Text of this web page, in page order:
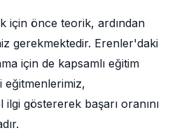
için önce teorik, ardından
gerekmektedir. Erenler'daki
için de kapsamlı eğitim
eğitmenlerimiz,
göstererek başarı oranını